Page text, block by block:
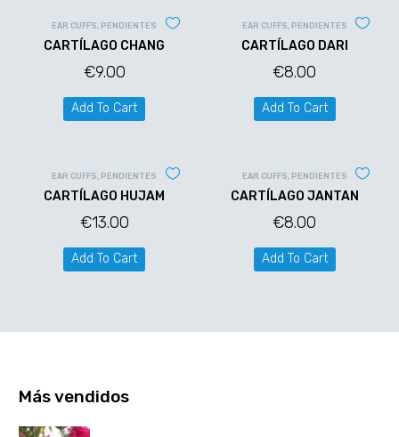
EAR CUFFS PENDIENTES
CARTÍLAGO CHANG
€9.00
Add To Cart
EAR CUFFS PENDIENTES
CARTÍLAGO DARI
€8.00
Add To Cart
EAR CUFFS PENDIENTES
CARTÍLAGO HUJAM
€13.00
Add To Cart
EAR CUFFS PENDIENTES
CARTÍLAGO JANTAN
€8.00
Add To Cart
Más vendidos